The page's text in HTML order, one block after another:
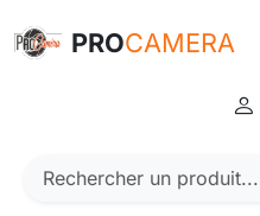
PROCAMERA